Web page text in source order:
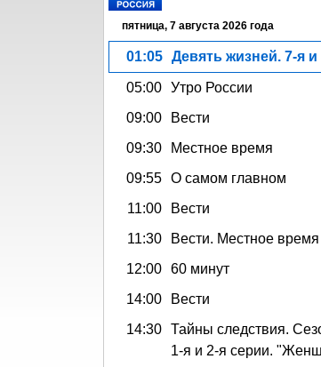
пятница, 7 августа 2026 года
01:05 Девять жизней. 7-я и
05:00 Утро России
09:00
Вести
09:30
Местное время
09:55 О самом главном
11:00
Вести
11:30
Вести. Местное время
12:00 60 минут
14:00
Вести
14:30 Тайны следствия.
1-я и 2-я серии.